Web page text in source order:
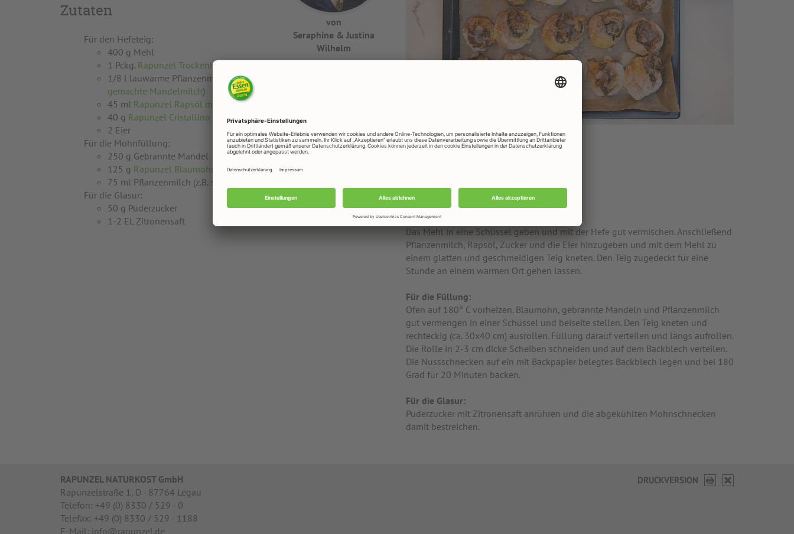
von
Seraphine & Justina
Wilhelm
Zutaten
Für den Hefeteig:
400 g Mehl
1 Pckg. Rapunzel Trockenhefe
1/8 l lauwarme Pflanzenmilch (z.B.selbst
gemachte Mandelmilch)
45 ml Rapunzel Rapsöl mild
40 g Rapunzel Cristallino Rohrzucker
2 Eier
Für die Mohnfüllung:
250 g Gebrannte Mandel
125 g Rapunzel Blaumohn
75 ml Pflanzenmilch (z.B. selbst gemachte Mandelmilch
Für die Glasur:
50 g Puderzucker
1-2 EL Zitronensaft
Für den Hefeteig:
Das Mehl in eine Schüssel geben und mit der Hefe gut vermischen. Anschließend
Pflanzenmilch, Rapsöl, Zucker und die Eier hinzugeben und mit dem Mehl zu
einem glatten und geschmeidigen Teig kneten. Den Teig zugedeckt für eine
Stunde an einem warmen Ort gehen lassen.
Für die Füllung:
Ofen auf 180° C vorheizen. Blaumohn, gebrannte Mandeln und Pflanzenmilch
gut vermengen in einer Schüssel und beiseite stellen. Den Teig kneten und
rechteckig (ca. 30x40 cm) ausrollen. Füllung darauf verteilen und längs aufrollen.
Die Rolle in 2-3 cm dicke Scheiben schneiden und auf dem Backblech verteilen.
Die Nussschnecken auf ein mit Backpapier belegtes Backblech legen und bei 180
Grad für 20 Minuten backen.
Für die Glasur:
Puderzucker mit Zitronensaft anrühren und die abgekühlten Mohnschnecken
damit bestreichen.
RAPUNZEL NATURKOST GmbH
Rapunzelstraße 1, D - 87764 Legau
Telefon: +49 (0) 8330 / 529 - 0
Telefax: +49 (0) 8330 / 529 - 1188
E-Mail: info@rapunzel.de